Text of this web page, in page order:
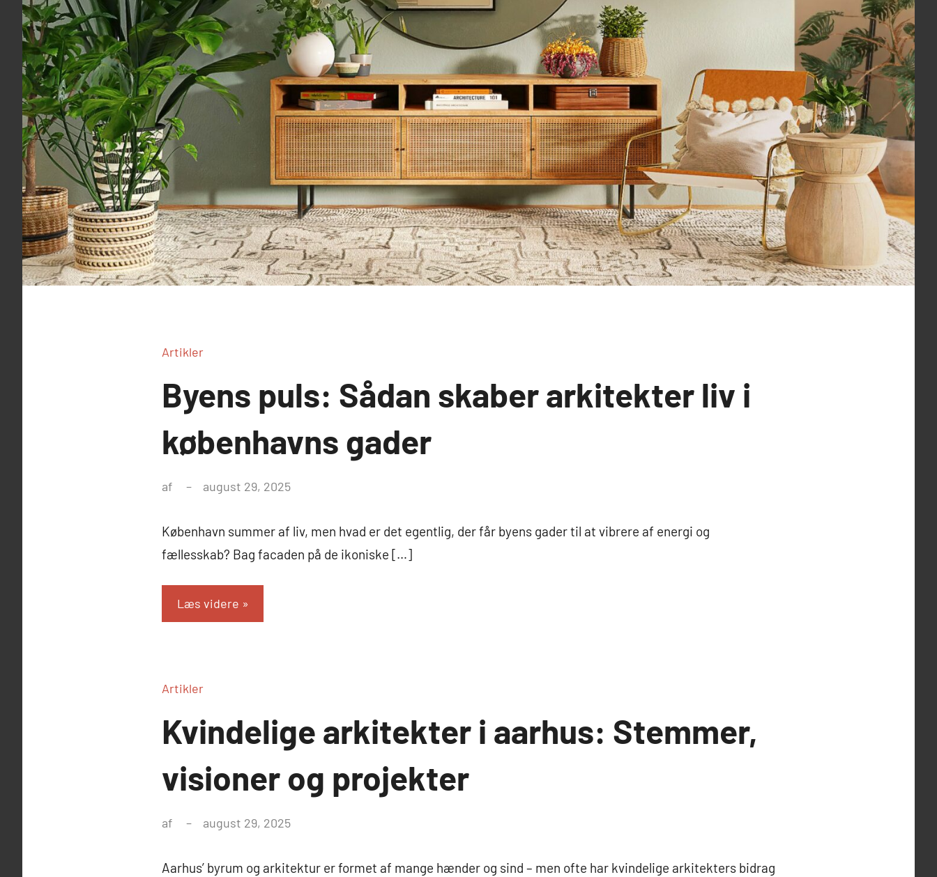
Artikler
Byens puls: Sådan skaber arkitekter liv i
københavns gader
af august 29, 2025
København summer af liv, men hvad er det egentlig, der får byens gader til at vibrere af energi og
fællesskab? Bag facaden på de ikoniske […]
Læs videre
Artikler
Kvindelige arkitekter i aarhus: Stemmer,
visioner og projekter
af august 29, 2025
Aarhus’ byrum og arkitektur er formet af mange hænder og sind – men ofte har kvindelige arkitekters bidrag